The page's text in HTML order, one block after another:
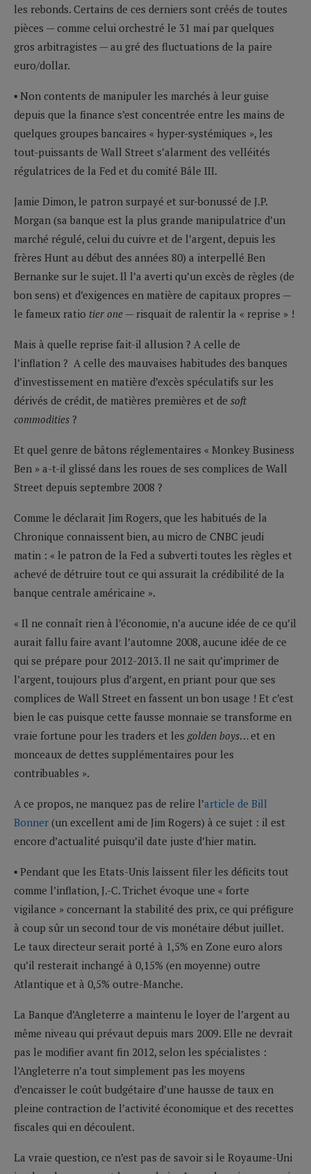
les rebonds. Certains de ces derniers sont créés de toutes
pièces — comme celui orchestré le 31 mai par quelques
gros arbitragistes — au gré des fluctuations de la paire
euro/dollar.
▪ Non contents de manipuler les marchés à leur guise
depuis que la finance s’est concentrée entre les mains de
quelques groupes bancaires « hyper-systémiques », les
tout-puissants de Wall Street s’alarment des velléités
régulatrices de la Fed et du comité Bâle III.
Jamie Dimon, le patron surpayé et sur-bonussé de J.P.
Morgan (sa banque est la plus grande manipulatrice d’un
marché régulé, celui du cuivre et de l’argent, depuis les
frères Hunt au début des années 80) a interpellé Ben
Bernanke sur le sujet. Il l’a averti qu’un excès de règles (de
bon sens) et d’exigences en matière de capitaux propres —
le fameux ratio tier one — risquait de ralentir la « reprise » !
Mais à quelle reprise fait-il allusion ? A celle de
l’inflation ? A celle des mauvaises habitudes des banques
d’investissement en matière d’excès spéculatifs sur les
dérivés de crédit, de matières premières et de soft
commodities ?
Et quel genre de bâtons réglementaires « Monkey Business
Ben » a-t-il glissé dans les roues de ses complices de Wall
Street depuis septembre 2008 ?
Comme le déclarait Jim Rogers, que les habitués de la
Chronique connaissent bien, au micro de CNBC jeudi
matin : « le patron de la Fed a subverti toutes les règles et
achevé de détruire tout ce qui assurait la crédibilité de la
banque centrale américaine ».
« Il ne connaît rien à l’économie, n’a aucune idée de ce qu’il
aurait fallu faire avant l’automne 2008, aucune idée de ce
qui se prépare pour 2012-2013. Il ne sait qu’imprimer de
l’argent, toujours plus d’argent, en priant pour que ses
complices de Wall Street en fassent un bon usage ! Et c’est
bien le cas puisque cette fausse monnaie se transforme en
vraie fortune pour les traders et les golden boys… et en
monceaux de dettes supplémentaires pour les
contribuables ».
A ce propos, ne manquez pas de relire l’article de Bill
Bonner (un excellent ami de Jim Rogers) à ce sujet : il est
encore d’actualité puisqu’il date juste d’hier matin.
▪ Pendant que les Etats-Unis laissent filer les déficits tout
comme l’inflation, J.-C. Trichet évoque une « forte
vigilance » concernant la stabilité des prix, ce qui préfigure
à coup sûr un second tour de vis monétaire début juillet.
Le taux directeur serait porté à 1,5% en Zone euro alors
qu’il resterait inchangé à 0,15% (en moyenne) outre
Atlantique et à 0,5% outre-Manche.
La Banque d’Angleterre a maintenu le loyer de l’argent au
même niveau qui prévaut depuis mars 2009. Elle ne devrait
pas le modifier avant fin 2012, selon les spécialistes :
l’Angleterre n’a tout simplement pas les moyens
d’encaisser le coût budgétaire d’une hausse de taux en
pleine contraction de l’activité économique et des recettes
fiscales qui en découlent.
La vraie question, ce n’est pas de savoir si le Royaume-Uni